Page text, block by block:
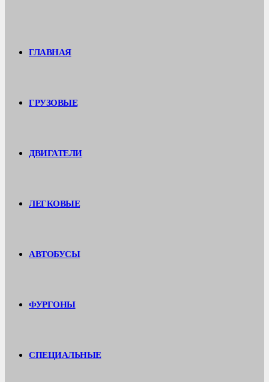
ГЛАВНАЯ
ГРУЗОВЫЕ
ДВИГАТЕЛИ
ЛЕГКОВЫЕ
АВТОБУСЫ
ФУРГОНЫ
СПЕЦИАЛЬНЫЕ